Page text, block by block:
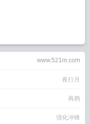
www.521m.com
夜行月
再鸦
强化冲锋